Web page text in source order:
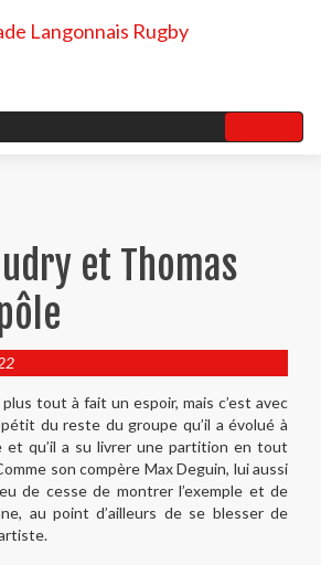
et Thomas
tout à fait un espoir, mais c’est avec
du reste du groupe qu’il a évolué à
et qu’il a su livrer une partition en tout
son compère Max Deguin, lui aussi
de cesse de montrer l’exemple et de
au point d’ailleurs de se blesser de